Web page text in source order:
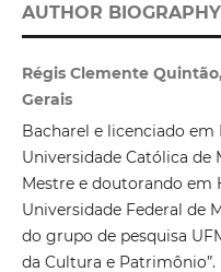
AUTHOR BIOGRAPHY
Régis Clemente
Gerais
Bacharel e licenciado
Universidade Católica de
Mestre e doutorando em
Universidade Federal de
do grupo de pesquisa
da Cultura e Patrimônio”.